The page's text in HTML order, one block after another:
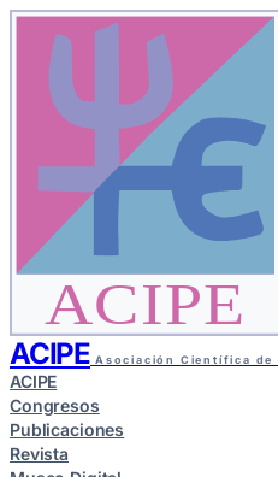
ACIPE
ACIPE Asociación Científica de
ACIPE
Congresos
Publicaciones
Revista